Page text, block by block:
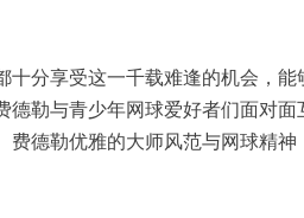
分享受这一千载难逢的机会，能
勒与青少年网球爱好者们面对面
德勒优雅的大师风范与网球精神